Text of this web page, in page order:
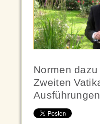
Normen
Zweiten